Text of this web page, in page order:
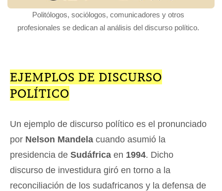
Politólogos, sociólogos, comunicadores y otros
profesionales se dedican al análisis del discurso político.
EJEMPLOS DE DISCURSO
POLÍTICO
Un ejemplo de discurso político es el pronunciado
por Nelson Mandela cuando asumió la
presidencia de Sudáfrica en 1994. Dicho
discurso de investidura giró en torno a la
reconciliación de los sudafricanos y la defensa de